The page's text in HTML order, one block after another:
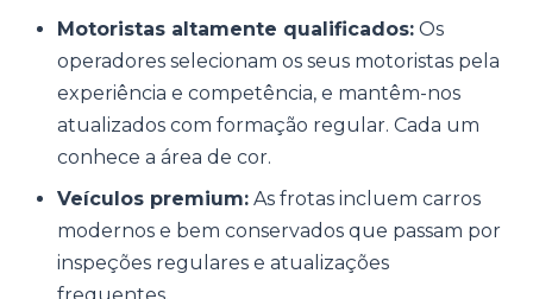
Motoristas altamente qualificados: Os
operadores selecionam os seus motoristas pela
experiência e competência, e mantêm-nos
atualizados com formação regular. Cada um
conhece a área de cor.
Veículos premium: As frotas incluem carros
modernos e bem conservados que passam por
inspeções regulares e atualizações